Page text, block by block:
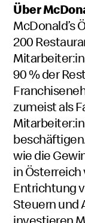
Über
McDonald’s
200
90 % der
zumeist als
wie die
in
Entrichtung
Steuern und